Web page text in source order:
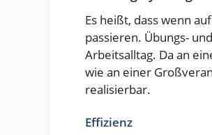
Es heißt, dass wenn
passieren. Übungs-
Arbeitsalltag. Da an
wie an einer
realisierbar.
Effizienz